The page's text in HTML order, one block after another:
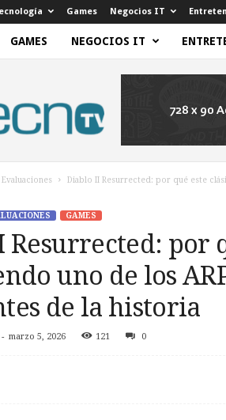
Games Negocios IT
GAMES NEGOCIOS IT
Evaluaciones Diablo II Resurrected: por qué este
GAMES
Resurrected: por
uno de los
de la historia
marzo 5, 2026 121 0